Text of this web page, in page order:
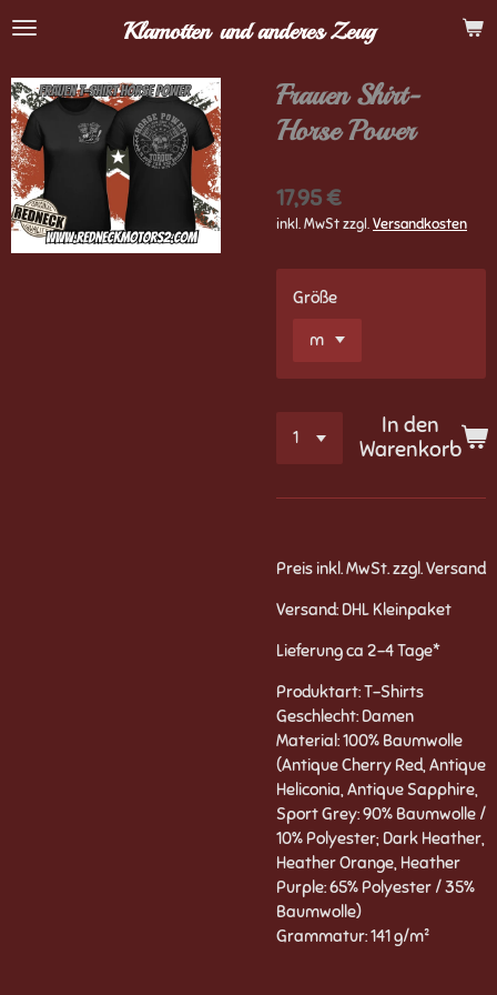
Zum
Klamotten und anderes Zeug
Frauen Shirt-
Horse Power
17,95 €
inkl. MwSt zzgl.Versandkosten
Größe
In den
Warenkorb
Preis inkl. MwSt. zzgl. Versand
Versand: DHL Kleinpaket
Lieferung ca 2-4 Tage*
Produktart: T-Shirts
Geschlecht: Damen
Material: 100% Baumwolle
(Antique Cherry Red, Antique
Heliconia, Antique Sapphire,
Sport Grey: 90% Baumwolle /
10% Polyester; Dark Heather,
Heather Orange, Heather
Purple: 65% Polyester / 35%
Baumwolle)
Grammatur: 141 g/m²